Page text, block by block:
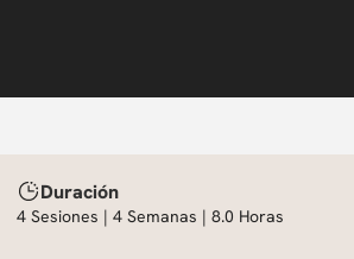
Duración
4 Sesiones | 4 Semanas | 8.0 Horas